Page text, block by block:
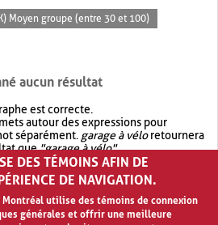
Moyen groupe (entre 30 et 100)
aucun résultat
est correcte.
autour des expressions pour
séparément. garage à véloretournera
que"garage à vélo".
recherche avec OR.garage OR vélo
de résultat quegarage à vélo
DES TÉMOINS AFIN DE
DE NAVIGATION.
utilise des témoins de connexion
générales et offrir une meilleure